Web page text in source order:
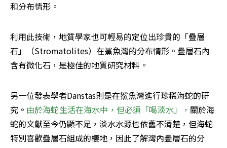
和分布情形。
利用此技術，地質學家也可輕易的定位出珍貴的「疊層
石」（Stromatolites）在鯊魚灣的分布情形。疊層石內
含有微化石，是極佳的地質研究材料。
另一位發表學者Danstas則是在鯊魚灣進行珍稀海蛇的研
究。 由於海蛇生活在海水中，但必須「喝淡水」， 關於海
蛇的文獻至今仍顯不足，淡水水源也依舊不清楚，但海蛇
特別喜歡疊層石組成的棲地，因此了解灣內疊層石的分